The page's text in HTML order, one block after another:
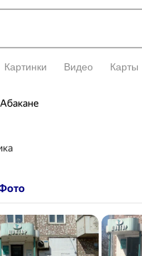
Картинки Видео Карты